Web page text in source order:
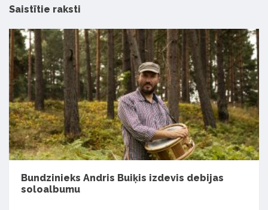
Saistītie raksti
Bundzinieks Andris Buiķis izdevis debijas
soloalbumu